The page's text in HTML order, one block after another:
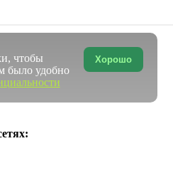
Хорошо
чтобы
было удобно